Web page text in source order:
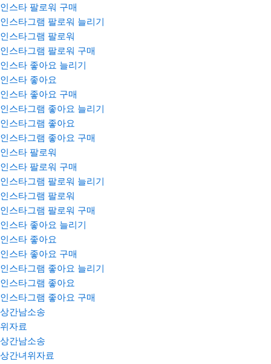
인스타 팔로워 구매
인스타그램 팔로워 늘리기
인스타그램 팔로워
인스타그램 팔로워 구매
인스타 좋아요 늘리기
인스타 좋아요
인스타 좋아요 구매
인스타그램 좋아요 늘리기
인스타그램 좋아요
인스타그램 좋아요 구매
인스타 팔로워
인스타 팔로워 구매
인스타그램 팔로워 늘리기
인스타그램 팔로워
인스타그램 팔로워 구매
인스타 좋아요 늘리기
인스타 좋아요
인스타 좋아요 구매
인스타그램 좋아요 늘리기
인스타그램 좋아요
인스타그램 좋아요 구매
상간남소송
위자료
상간남소송
상간녀위자료